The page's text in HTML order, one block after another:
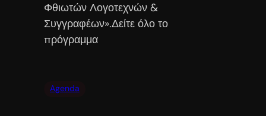
Φθιωτών Λογοτεχνών &
Συγγραφέων».Δείτε όλο το
πρόγραμμα
Agenda